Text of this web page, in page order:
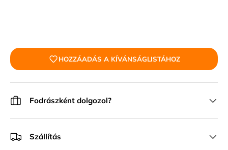
HOZZÁADÁS A KÍVÁNSÁGLISTÁHOZ
Fodrászként dolgozol?
Szállítás